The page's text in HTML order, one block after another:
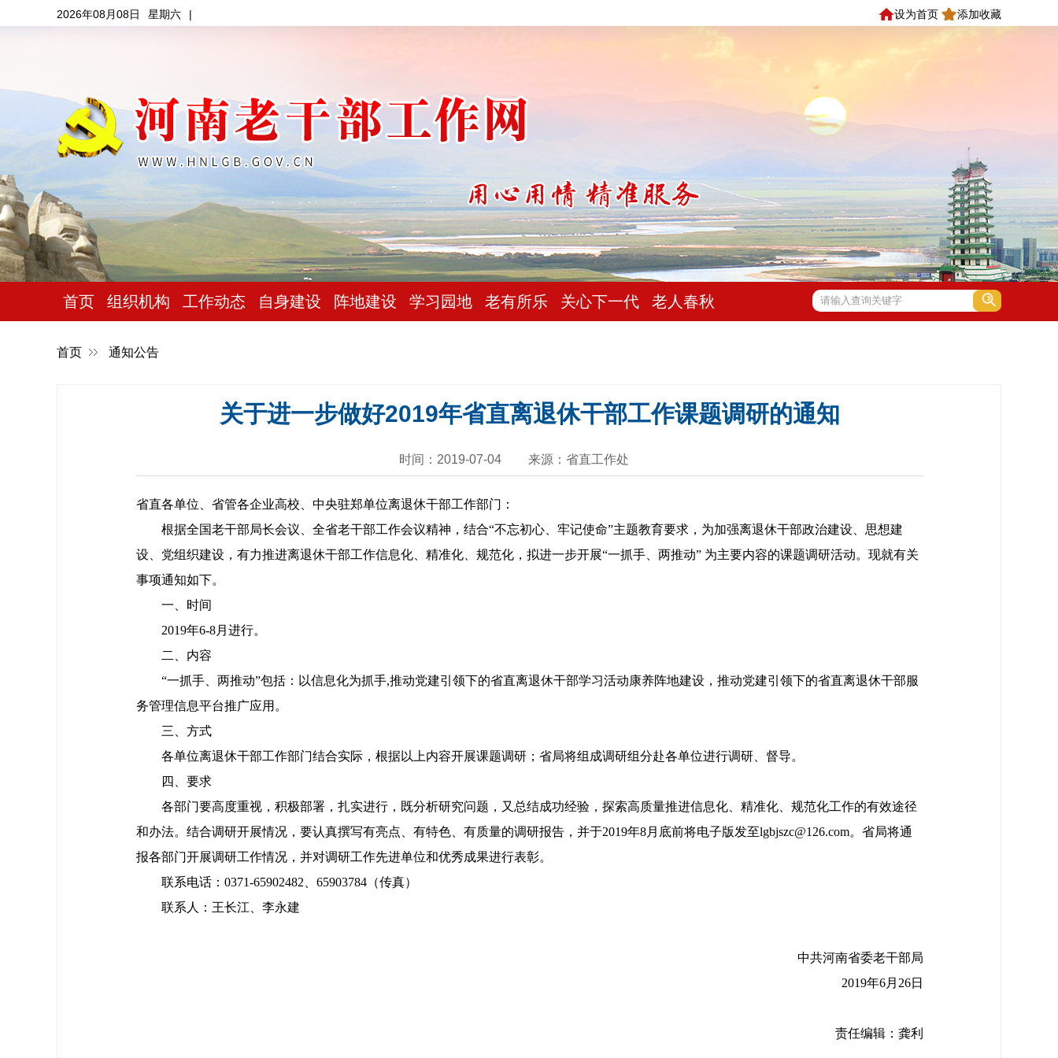
2026年08月08日 星期六 | 设为首页 添加收藏
首页 组织机构 工作动态 自身建设 阵地建设 学习园地 老有所乐 关心下一代 老人春秋
首页 通知公告
关于进一步做好2019年省直离退休干部工作课题调研的通知
时间：2019-07-04 来源：省直工作处
省直各单位、省管各企业高校、中央驻郑单位离退休干部工作部门：
根据全国老干部局长会议、全省老干部工作会议精神，结合“不忘初心、牢记使命”主题教育要求，为加强离退休干部政治建设、思想建
设、党组织建设，有力推进离退休干部工作信息化、精准化、规范化，拟进一步开展“一抓手、两推动” 为主要内容的课题调研活动。现就有关
事项通知如下。
一、时间
2019年6-8月进行。
二、内容
“一抓手、两推动”包括：以信息化为抓手,推动党建引领下的省直离退休干部学习活动康养阵地建设，推动党建引领下的省直离退休干部服
务管理信息平台推广应用。
三、方式
各单位离退休干部工作部门结合实际，根据以上内容开展课题调研；省局将组成调研组分赴各单位进行调研、督导。
四、要求
各部门要高度重视，积极部署，扎实进行，既分析研究问题，又总结成功经验，探索高质量推进信息化、精准化、规范化工作的有效途径
和办法。结合调研开展情况，要认真撰写有亮点、有特色、有质量的调研报告，并于2019年8月底前将电子版发至lgbjszc@126.com。省局将通
报各部门开展调研工作情况，并对调研工作先进单位和优秀成果进行表彰。
联系电话：0371-65902482、65903784（传真）
联系人：王长江、李永建
中共河南省委老干部局
2019年6月26日
责任编辑：龚利